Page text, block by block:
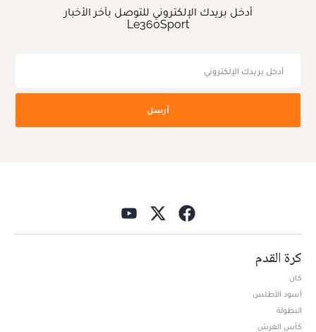
أدخل بريدك الإلكتروني للتوصل بآخر الأخبار
Le360Sport
أرسل
كرة القدم
كان
أسود الأطلس
البطولة
كأس العرش